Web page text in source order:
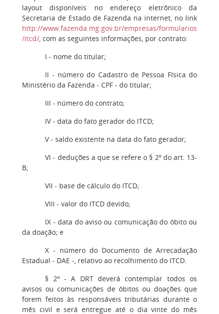
layout disponíveis no endereço eletrônico da
Secretaria de Estado de Fazenda na internet, no link
http://www.fazenda.mg.gov.br/empresas/formularios
/itcd/, com as seguintes informações, por contrato:
I - nome do titular;
II - número do Cadastro de Pessoa Física do
Ministério da Fazenda - CPF - do titular;
III - número do contrato;
IV - data do fato gerador do ITCD;
V - saldo existente na data do fato gerador;
VI - deduções a que se refere o § 2º do art. 13-
B;
VII - base de cálculo do ITCD;
VIII - valor do ITCD devido;
IX - data do aviso ou comunicação do óbito ou
da doação; e
X - número do Documento de Arrecadação
Estadual - DAE -, relativo ao recolhimento do ITCD.
§ 2º - A DRT deverá contemplar todos os
avisos ou comunicações de óbitos ou doações que
forem feitos às responsáveis tributárias durante o
mês civil e será entregue até o dia vinte do mês